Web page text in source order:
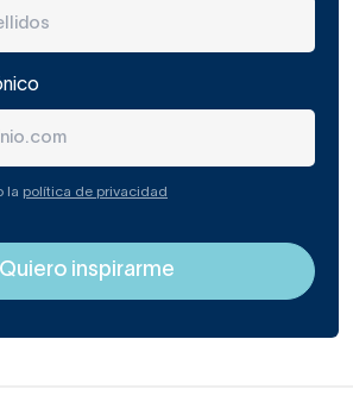
la política de privacidad